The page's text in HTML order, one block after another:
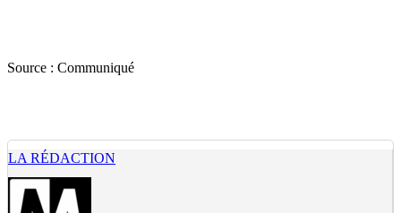
Source : Communiqué
LA RÉDACTION